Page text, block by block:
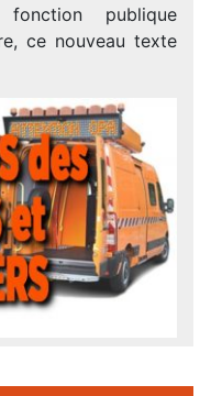
publique
ce nouveau texte